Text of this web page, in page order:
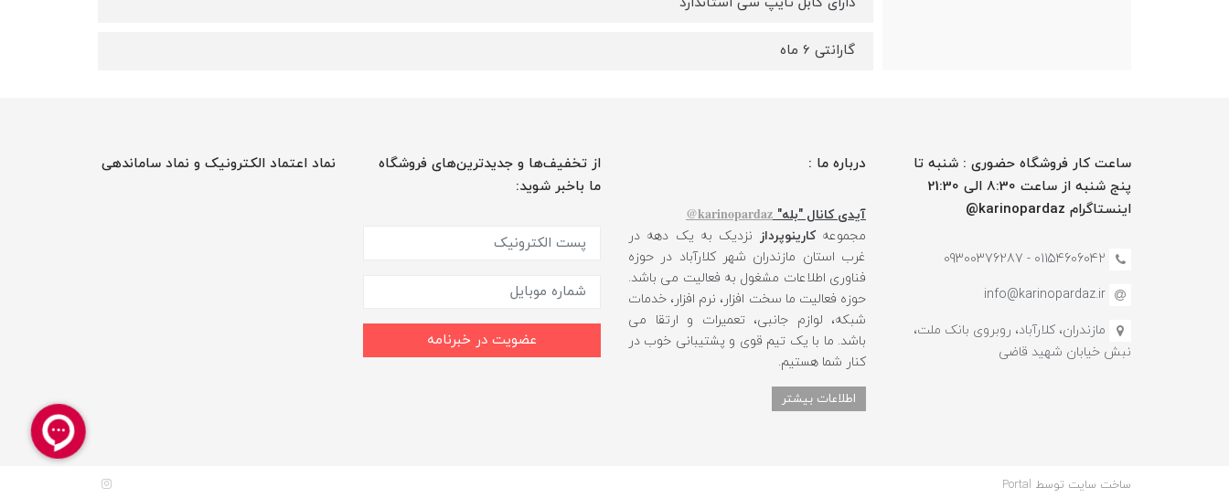
گارانتی 6 ماه
ساعت کار فروشگاه حضوری : شنبه تا
پنج شنبه از ساعت 8:30 الی 21:30
اینستاگرام karinopardaz@
01154606042 - 09300376287
info@karinopardaz.ir
مازندران، کلارآباد، روبروی بانک ملت،
نبش خیابان شهید قاضی
درباره ما :
آیدی کانال "بله" karinopardaz@
مجموعهکارینوپرداز نزدیک به یک دهه در
غرب استان مازندران شهر کلارآباد در حوزه
فناوری اطلاعات مشغول به فعالیت می باشد.
حوزه فعالیت ما سخت افزار، نرم افزار، خدمات
شبکه، لوازم جانبی، تعمیرات و ارتقا می
باشد. ما با یک تیم قوی و پشتیبانی خوب در
کنار شما هستیم.
اطلاعات بیشتر
از تخفیف‌ها و جدیدترین‌های فروشگاه
ما باخبر شوید:
عضویت در خبرنامه
نماد اعتماد الکترونیک و نماد ساماندهی
ساخت سایت توسط Portal